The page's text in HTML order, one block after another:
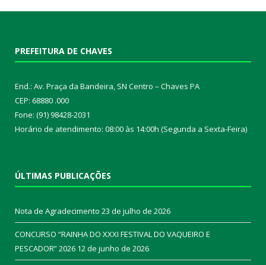
PREFEITURA DE CHAVES
End.: Av. Praça da Bandeira, SN Centro – Chaves PA
CEP: 68880 .000
Fone: (91) 98428-2031
Horário de atendimento: 08:00 às 14:00h (Segunda a Sexta-Feira)
ÚLTIMAS PUBLICAÇÕES
Nota de Agradecimento 23 de julho de 2026
CONCURSO “RAINHA DO XXXI FESTIVAL DO VAQUEIRO E
PESCADOR” 2026 12 de junho de 2026